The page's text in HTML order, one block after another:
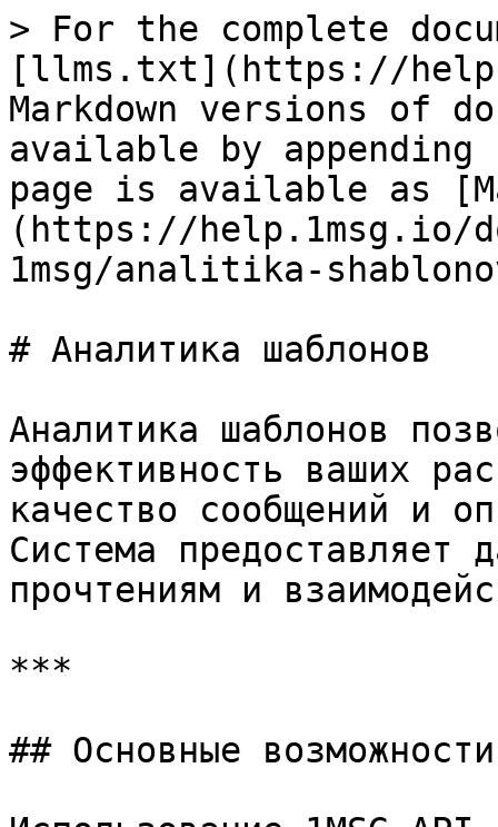
> For the complete
[llms.txt](https://
Markdown versions of
available by
page is available as
(https://help.1msg.io/
1msg/analitika-
# Аналитика шаблонов
Аналитика шаблонов
эффективность ваших
качество сообщений и
Система предоставляет
прочтениям и
***
## Основные возможности